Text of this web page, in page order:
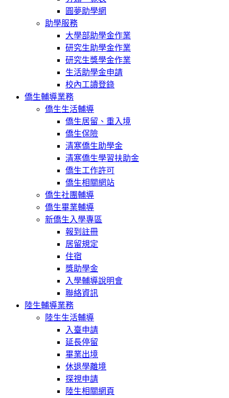
圓夢助學網
助學服務
大學部助學金作業
研究生助學金作業
研究生獎學金作業
生活助學金申請
校內工讀登錄
僑生輔導業務
僑生生活輔導
僑生居留、重入境
僑生保險
清寒僑生助學金
清寒僑生學習扶助金
僑生工作許可
僑生相關網站
僑生社團輔導
僑生畢業輔導
新僑生入學專區
報到註冊
居留規定
住宿
獎助學金
入學輔導說明會
聯絡資訊
陸生輔導業務
陸生生活輔導
入臺申請
延長停留
畢業出境
休退學離境
探視申請
陸生相關網頁